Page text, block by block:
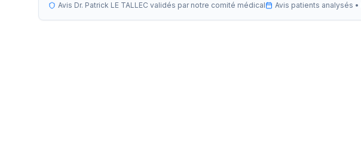
Avis Dr. Patrick LE TALLEC validés par notre comité médical Avis patients analysés •